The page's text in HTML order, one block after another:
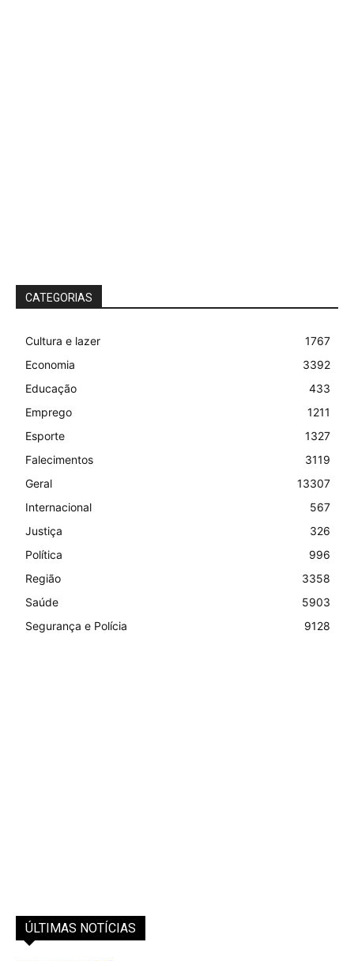
CATEGORIAS
Cultura e lazer
1767
Economia
3392
Educação
433
Emprego
1211
Esporte
1327
Falecimentos
3119
Geral
13307
Internacional
567
Justiça
326
Política
996
Região
3358
Saúde
5903
Segurança e Polícia
9128
ÚLTIMAS NOTÍCIAS